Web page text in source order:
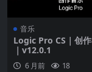
使用各种
声音资源库
超过 5900
音乐
Logic Pro CS｜创
｜v12.0.1
6 月前 18